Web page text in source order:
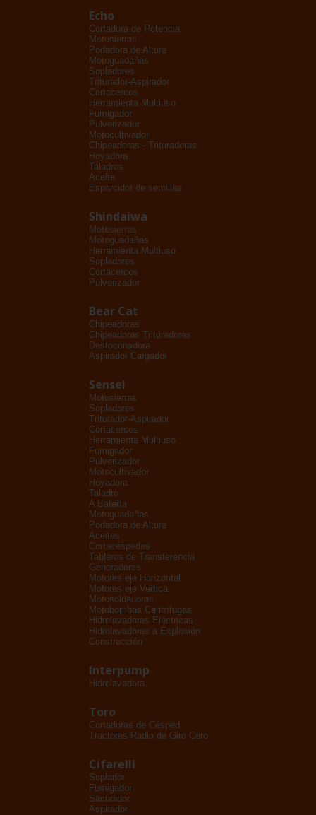
Echo
Cortadora de Potencia
Motosierras
Podadora de Altura
Motoguadañas
Sopladores
Triturador-Aspirador
Cortacercos
Herramienta Multiuso
Fumigador
Pulverizador
Motocultivador
Chipeadoras - Trituradoras
Hoyadora
Taladros
Aceite
Esparcidor de semillas
Shindaiwa
Motosierras
Motoguadañas
Herramienta Multiuso
Sopladores
Cortacercos
Pulverizador
Bear Cat
Chipeadoras
Chipeadoras Trituradoras
Destoconadora
Aspirador Cargador
Sensei
Motosierras
Sopladores
Triturador-Aspirador
Cortacercos
Herramienta Multiuso
Fumigador
Pulverizador
Motocultivador
Hoyadora
Taladro
A Batería
Motoguadañas
Podadora de Altura
Aceites
Cortacéspedes
Tableros de Transferencia
Generadores
Motores eje Horizontal
Motores eje Vertical
Motosoldadoras
Motobombas Centrífugas
Hidrolavadoras Eléctricas
Hidrolavadoras a Explosión
Construcción
Interpump
Hidrolavadora
Toro
Cortadoras de Césped
Tractores Radio de Giro Cero
Cifarelli
Soplador
Fumigador
Sacudidor
Aspirador